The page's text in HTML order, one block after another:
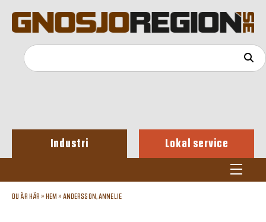
Industri Lokal service
DU ÄR HÄR » HEM » ANDERSSON, ANNELIE